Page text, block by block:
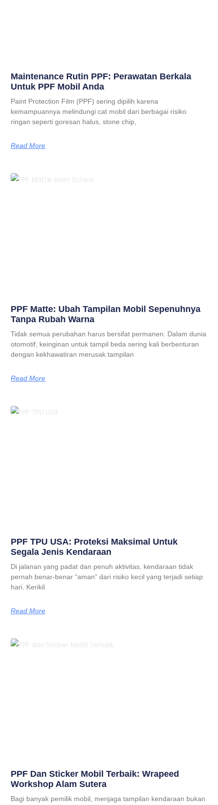
Maintenance Rutin PPF: Perawatan Berkala
Untuk PPF Mobil Anda
Paint Protection Film (PPF) sering dipilih karena
kemampuannya melindungi cat mobil dari berbagai risiko
ringan seperti goresan halus, stone chip,
Read More
PPF Matte: Ubah Tampilan Mobil Sepenuhnya
Tanpa Rubah Warna
Tidak semua perubahan harus bersifat permanen. Dalam dunia
otomotif, keinginan untuk tampil beda sering kali berbenturan
dengan kekhawatiran merusak tampilan
Read More
PPF TPU USA: Proteksi Maksimal Untuk
Segala Jenis Kendaraan
Di jalanan yang padat dan penuh aktivitas, kendaraan tidak
pernah benar-benar “aman” dari risiko kecil yang terjadi setiap
hari. Kerikil
Read More
PPF Dan Sticker Mobil Terbaik: Wrapeed
Workshop Alam Sutera
Bagi banyak pemilik mobil, menjaga tampilan kendaraan bukan